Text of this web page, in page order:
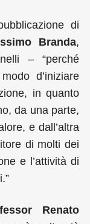
di
Branda,
– “perché
d’iniziare
in quanto
da una parte,
e dall’altra
di molti dei
e l’attività di
Renato